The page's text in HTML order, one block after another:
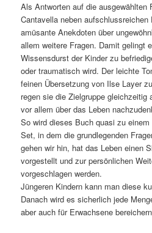
Als Antworten auf die ausgewählten
Cantavella neben
amüsante Anekdoten über
allem weitere Fragen. Damit gelingt
Wissensdurst der Kinder zu
oder traumatisch wird. Der leichte
feinen Übersetzung von Ilse Layer
regen sie die Zielgruppe gleichzeitig
vor allem über das Leben
So wird dieses Buch quasi zu
Set, in dem die grundlegenden
gehen wir hin, hat das Leben einen
vorgestellt und zur persönlichen
vorgeschlagen werden.
Jüngeren Kindern kann man diese
Danach wird es sicherlich jede
aber auch für Erwachsene